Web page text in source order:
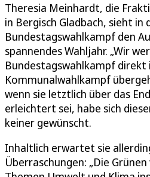
Theresia Meinhardt, die
in Bergisch Gladbach, sieht in
Bundestagswahlkampf den
spannendes Wahljahr. „Wir
Bundestagswahlkampf direkt
Kommunalwahlkampf
wenn sie letztlich über das
erleichtert sei, habe sich
keiner gewünscht.
Inhaltlich erwartet sie
Überraschungen: „Die